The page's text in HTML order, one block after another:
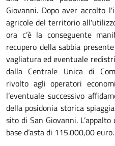
Giovanni. Dopo aver accolto
agricole del territorio
ora c’è la conseguente
recupero della sabbia
vagliatura ed eventuale
dalla Centrale Unica di
rivolto agli operatori
l’eventuale successivo
della posidonia storica
sito di San Giovanni.
base d’asta di 115.000,00 euro.